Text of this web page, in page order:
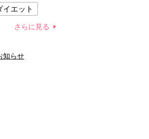
イエット
どか食い
さらに見る
知らせ